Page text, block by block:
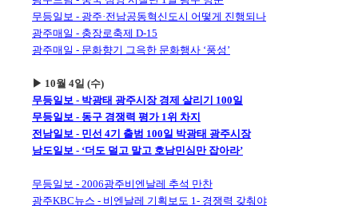
무등일보 - 광주·전남공동혁신도시 어떻게 진행되나
광주매일 - 충장로축제 D-15
광주매일 - 문화향기 그윽한 문화행사 ‘풍성’
▶ 10월 4일 (수)
무등일보 - 박광태 광주시장 경제 살리기 100일
무등일보 - 동구 경쟁력 평가 1위 차지
전남일보 - 민선 4기 출범 100일 박광태 광주시장
남도일보 - ‘더도 덜고 말고 호남민심만 잡아라’
무등일보 - 2006광주비엔날레 추석 만찬
광주KBC뉴스 - 비엔날레 기획보도 1- 경쟁력 갖춰야